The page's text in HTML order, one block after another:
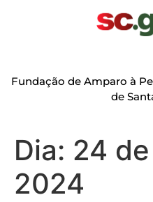
Fundação de Amparo à
de
Dia: 24
2024